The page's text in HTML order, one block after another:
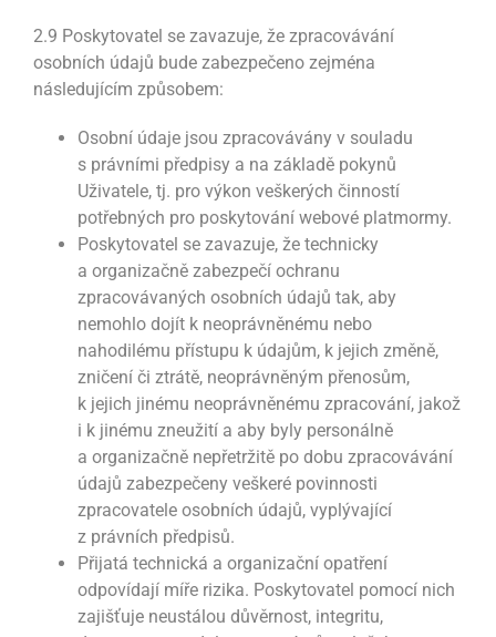
2.9 Poskytovatel se zavazuje, že zpracovávání
osobních údajů bude zabezpečeno zejména
následujícím způsobem:
Osobní údaje jsou zpracovávány v souladu
s právními předpisy a na základě pokynů
Uživatele, tj. pro výkon veškerých činností
potřebných pro poskytování webové platmormy.
Poskytovatel se zavazuje, že technicky
a organizačně zabezpečí ochranu
zpracovávaných osobních údajů tak, aby
nemohlo dojít k neoprávněnému nebo
nahodilému přístupu k údajům, k jejich změně,
zničení či ztrátě, neoprávněným přenosům,
k jejich jinému neoprávněnému zpracování, jakož
i k jinému zneužití a aby byly personálně
a organizačně nepřetržitě po dobu zpracovávání
údajů zabezpečeny veškeré povinnosti
zpracovatele osobních údajů, vyplývající
z právních předpisů.
Přijatá technická a organizační opatření
odpovídají míře rizika. Poskytovatel pomocí nich
zajišťuje neustálou důvěrnost, integritu,